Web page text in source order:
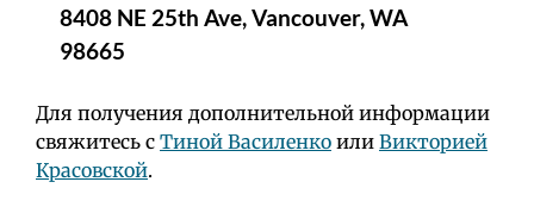
8408 NE 25th Ave, Vancouver, WA
98665
Для получения дополнительной информации
свяжитесь с Тиной Василенко или Викторией
Красовской.